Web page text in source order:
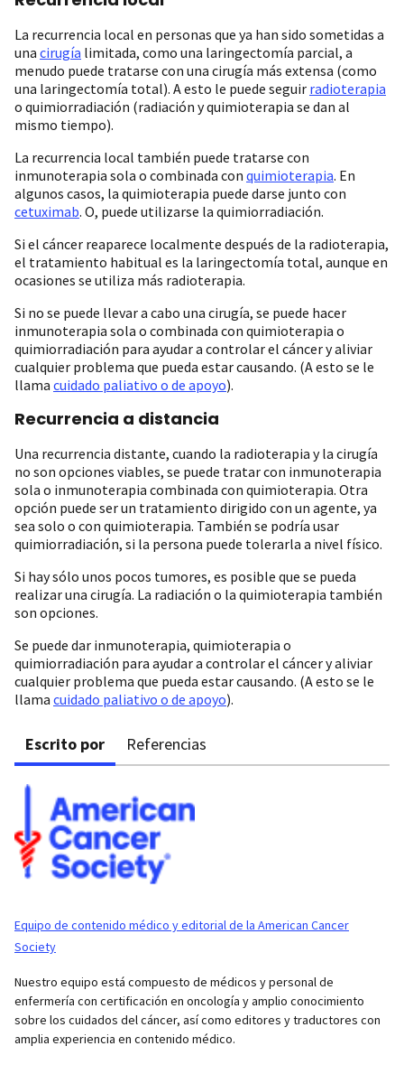
La recurrencia local en personas que ya han sido sometidas a
una cirugía limitada, como una laringectomía parcial, a
menudo puede tratarse con una cirugía más extensa (como
una laringectomía total). A esto le puede seguir radioterapia
o quimiorradiación (radiación y quimioterapia se dan al
mismo tiempo).
La recurrencia local también puede tratarse con
inmunoterapia sola o combinada con quimioterapia. En
algunos casos, la quimioterapia puede darse junto con
cetuximab. O, puede utilizarse la quimiorradiación.
Si el cáncer reaparece localmente después de la radioterapia,
el tratamiento habitual es la laringectomía total, aunque en
ocasiones se utiliza más radioterapia.
Si no se puede llevar a cabo una cirugía, se puede hacer
inmunoterapia sola o combinada con quimioterapia o
quimiorradiación para ayudar a controlar el cáncer y aliviar
cualquier problema que pueda estar causando. (A esto se le
llama cuidado paliativo o de apoyo).
Recurrencia a distancia
Una recurrencia distante, cuando la radioterapia y la cirugía
no son opciones viables, se puede tratar con inmunoterapia
sola o inmunoterapia combinada con quimioterapia. Otra
opción puede ser un tratamiento dirigido con un agente, ya
sea solo o con quimioterapia. También se podría usar
quimiorradiación, si la persona puede tolerarla a nivel físico.
Si hay sólo unos pocos tumores, es posible que se pueda
realizar una cirugía. La radiación o la quimioterapia también
son opciones.
Se puede dar inmunoterapia, quimioterapia o
quimiorradiación para ayudar a controlar el cáncer y aliviar
cualquier problema que pueda estar causando. (A esto se le
llama cuidado paliativo o de apoyo).
Escrito por Referencias
Equipo de contenido médico y editorial de la American Cancer
Society
Nuestro equipo está compuesto de médicos y personal de
enfermería con certificación en oncología y amplio conocimiento
sobre los cuidados del cáncer, así como editores y traductores con
amplia experiencia en contenido médico.